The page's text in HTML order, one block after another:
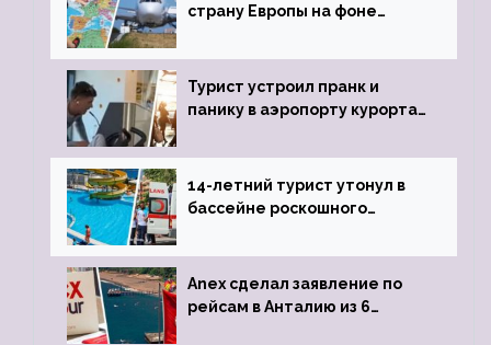
страну Европы на фоне
виз
Турист устроил пранк и
панику в аэропорту курорта,
задержке рейса
14-летний турист утонул в
бассейне роскошного
Anex сделал заявление по
рейсам в Анталию из 6